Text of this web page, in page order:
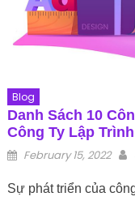
Blog
Danh Sách 10
Công Ty Lập
Posted on
February 15, 2022
Sự phát triển của